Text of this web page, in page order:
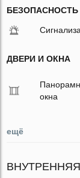
БЕЗОПАСНОСТЬ
ДВЕРИ И ОКНА
окна
ещё